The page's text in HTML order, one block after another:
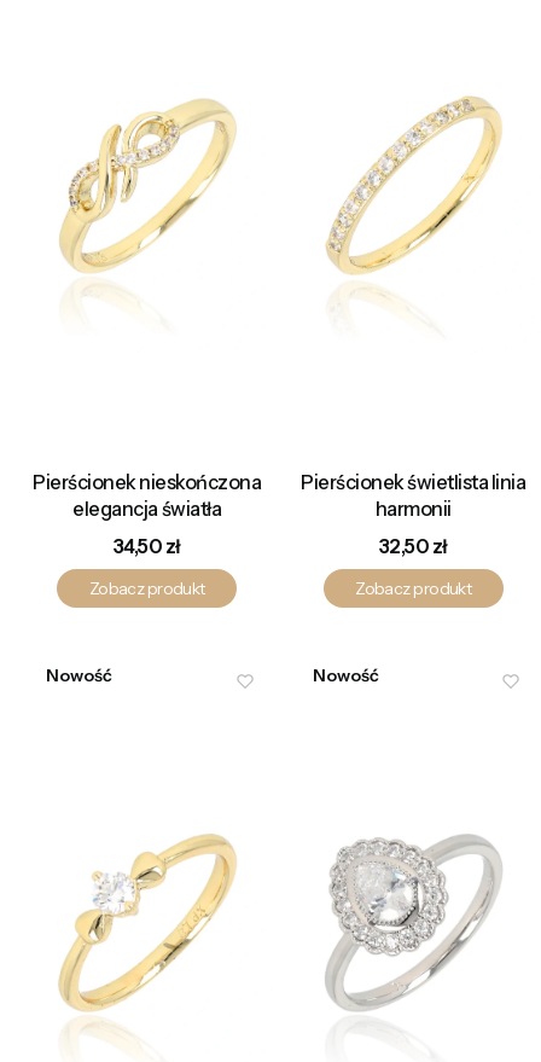
Pierścionek nieskończona
elegancja światła
Cena
34,50 zł
Zobacz produkt
Pierścionek świetlista linia
harmonii
Cena
32,50 zł
Zobacz produkt
Nowość Nowość